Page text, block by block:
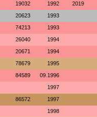
19032 1992 2019
20623 1993
74213 1993
26040 1994
20671 1994
78679 1995
84589 09.1996
1997
86572 1997
1998